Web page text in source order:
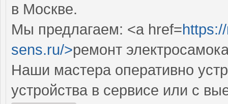
в Москве.
Мы предлагаем: <a href=
sens.ru/>ремонт
Наши мастера оперативно
устройства в сервисе или с